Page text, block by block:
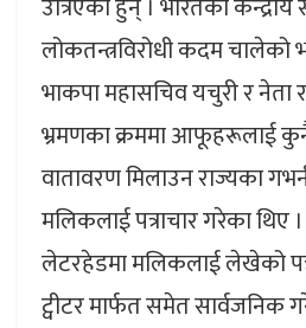
उत्रिएका हुन् । भारतको
लोकतन्त्रविरोधी कदम चालेको
भाकपा महासचिव यचुरी र नेता
भ्रमणका क्रममा आफूहरूलाई
वातावरण मिलाउन राज्यका
मलिकलाई पत्राचार गरेका थिए
लेटरहेडमा मलिकलाई लेखेको
ट्वीटर मार्फत समेत सार्वजनिक